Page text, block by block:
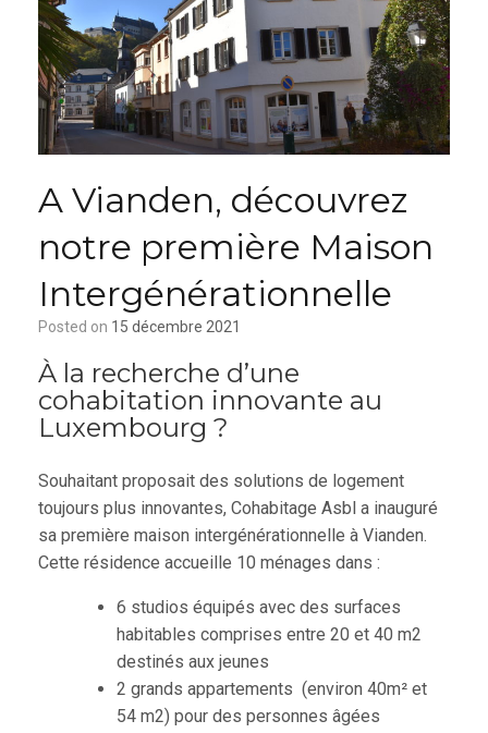
A Vianden, découvrez
notre première Maison
Intergénérationnelle
Posted on 15 décembre 2021
À la recherche d’une
cohabitation innovante au
Luxembourg ?
Souhaitant proposait des solutions de logement
toujours plus innovantes, Cohabitage Asbl a inauguré
sa première maison intergénérationnelle à Vianden.
Cette résidence accueille 10 ménages dans :
6 studios équipés avec des surfaces
habitables comprises entre 20 et 40 m2
destinés aux jeunes
2 grands appartements (environ 40m² et
54 m2) pour des personnes âgées